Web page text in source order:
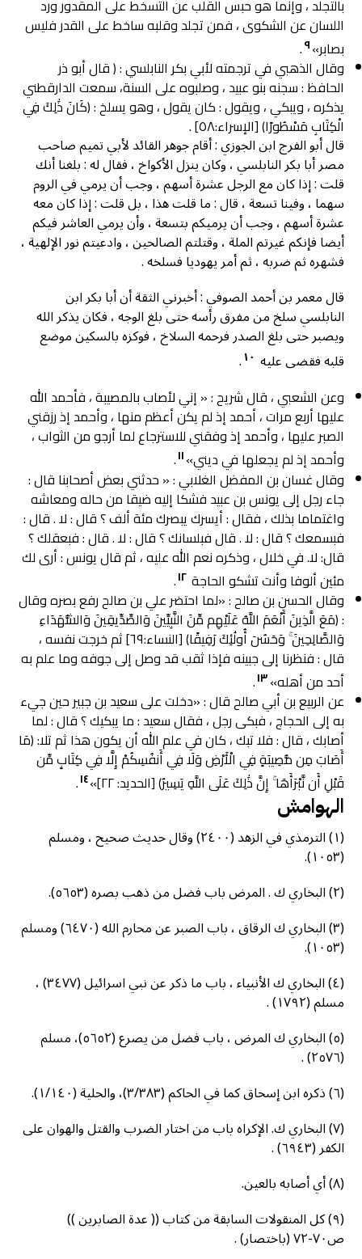
بالتجلد ، وإنما هو حبس القلب عن التسخط على المقدور ورد
اللسان عن الشكوى ، فمن تجلد وقلبه ساخط على القدر فليس
بصابر»٩.
وقال الذهبي في ترجمته لأبي بكر النابلسي : ( قال أبو ذر
الحافظ : سجنه بنو عبيد ، وصلبوه على السنة، سمعت الدارقطني
يذكره ، ويبكي ، ويقول : كان يقول ، وهو يسلخ : (كَانَ ذَٰلِكَ فِي
الْكِتَابِ مَسْطُورًا) [الإسراء:٥٨] .
قال أبو الفرج ابن الجوزي : أقام جوهر القائد لأبي تمیم صاحب
مصر أبا بكر النابلسي ، وكان ينزل الأكواخ ، فقال له : بلغنا أنك
قلت : إذا كان مع الرجل عشرة أسهم ، وجب أن يرمي في الروم
سهما ، وفينا تسعة ، قال : ما قلت هذا ، بل قلت : إذا كان معه
عشرة أسهم ، وجب أن يرميكم بتسعة ، وأن يرمي العاشر فيكم
أيضا فإنكم غيرتم الملة ، وقتلتم الصالحين ، وادعيتم نور الإلهية ،
فشهره ثم ضربه ، ثم أمر يهوديا فسلخه .
قال معمر بن أحمد الصوفي : أخبرني الثقة أن أبا بكر ابن
النابلسي سلخ من مفرق رأسه حتى بلغ الوجه ، فكان يذكر الله
ويصبر حتى بلغ الصدر فرحمه السلاخ ، فوكزه بالسكين موضع
قلبه فقضى عليه ١٠.
وعن الشعبي ، قال شريح : « إني لأصاب بالمصيبة ، فأحمد الله
عليها أربع مرات ، أحمد إذ لم يكن أعظم منها ، وأحمد إذ رزقني
الصبر عليها ، وأحمد إذ وفقني للاسترجاع لما أرجو من الثواب ،
وأحمد إذ لم يجعلها في ديني»١١.
وقال غسان بن المفضل الغلابي : « حدثني بعض أصحابنا قال :
جاء رجل إلى يونس بن عبيد فشكا إليه ضيقا من حاله ومعاشه
واغتماما بذلك ، فقال : أيسرك يبصرك مئة ألف ؟ قال : لا . قال :
فبسمعك ؟ قال : لا . قال فبلسانك ؟ قال : لا . قال : فبعقلك ؟
قال: لا. في خلال ، وذكره نعم الله عليه ، ثم قال يونس : أرى لك
مئين ألوفا وأنت تشكو الحاجة ١٢.
وقال الحسن بن صالح : «لما احتضر علي بن صالح رفع بصره وقال
: (مَعَ الَّذِينَ أَنْعَمَ اللَّهُ عَلَيْهِم مِّنَ النَّبِيِّينَ وَالصِّدِّيقِينَ وَالشُّهَدَاءِ
وَالصَّالِحِينَ ۚ وَحَسُنَ أُولَٰئِكَ رَفِيقًا) [النساء:٦٩] ثم خرجت نفسه ،
قال : فنظرنا إلى جبينه فإذا ثقب قد وصل إلى جوفه وما علم به
أحد من أهله»١٣.
عن الربيع بن أبي صالح قال : «دخلت على سعيد بن جبير حين جيء
به إلى الحجاج ، فبكى رجل ، فقال سعيد : ما يبكيك ؟ قال : لما
أصابك ، قال : فلا تبك ، كان في علم الله أن يكون هذا ثم تلا: (مَا
أَصَابَ مِن مُّصِيبَةٍ فِي الْأَرْضِ وَلَا فِي أَنفُسِكُمْ إِلَّا فِي كِتَابٍ مِّن
قَبْلِ أَن نَّبْرَأَهَا ۚ إِنَّ ذَٰلِكَ عَلَى اللَّهِ يَسِيرٌ) [الحديد: ٢٢]»
١٤.
الهوامش
(١) الترمذي في الزهد (٢٤٠٠) وقال حديث صحيح ، ومسلم
(١٠٥٣).
(٢) البخاري ك . المرض باب فضل من ذهب بصره (٥٦٥٣).
(٣) البخاري ك الرقاق ، باب الصبر عن محارم الله (٦٤٧٠) ومسلم
(١٠٥٣).
(٤) البخاري ك الأنبياء ، باب ما ذكر عن نبي اسرائيل (٣٤٧٧) ،
مسلم (١٧٩٢) .
(٥) البخاري ك المرض ، باب فضل من يصرع (٥٦٥٢)، مسلم
(٢٥٧٦) .
(٦) ذكره ابن إسحاق كما في الحاكم (٣/٣٨٣)، والحلية (١/١٤٠).
(٧) البخاري ك. الإكراه باب من اختار الضرب والقتل والهوان على
الكفر (٦٩٤٣) .
(٨) أي أصابه بالعين.
(٩) كل المنقولات السابقة من كتاب (( عدة الصابرين ))
ص۷۰-۷۲ (باختصار) .